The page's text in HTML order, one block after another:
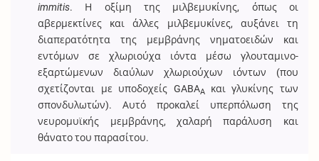
immitis. Η οξίμη της μιλβεμυκίνης, όπως οι
αβερμεκτίνες και άλλες μιλβεμυκίνες, αυξάνει τη
διαπερατότητα της μεμβράνης νηματοειδών και
εντόμων σε χλωριούχα ιόντα μέσω γλουταμινο-
εξαρτώμενων διαύλων χλωριούχων ιόντων (που
σχετίζονται με υποδοχείς GABAA
και γλυκίνης των
σπονδυλωτών). Αυτό προκαλεί υπερπόλωση της
νευρομυϊκής μεμβράνης, χαλαρή παράλυση και
θάνατο του παρασίτου.